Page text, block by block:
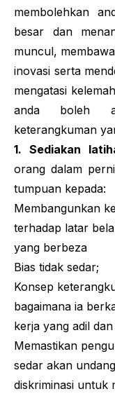
membolehkan
besar dan
muncul,
inovasi serta
mengatasi
anda boleh
keterangkuman
1. Sediakan
orang dalam
tumpuan kepada:
Membangunkan
terhadap latar
yang berbeza
Bias tidak sedar;
Konsep
bagaimana ia
kerja yang adil
Memastikan
sedar akan
diskriminasi untuk